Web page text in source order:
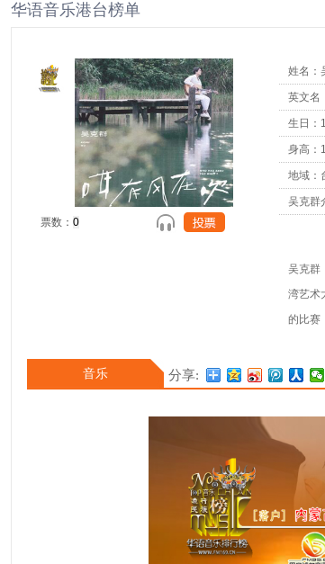
华语音乐港台榜单
票数：
姓名：
英文名
生日：
身高：
地域：
吴克群
吴克群
湾艺术
的比赛
首部电
手奖。
歌手奖
音乐 分享: